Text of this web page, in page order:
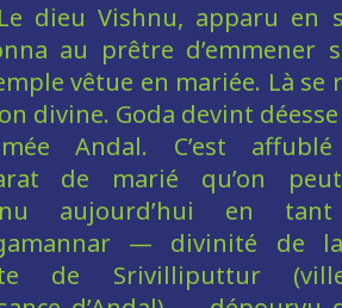
Le dieu Vishnu, apparu en
au prêtre d’emmener
vêtue en mariée. Là se
divine. Goda devint
Andal. C’est
de marié qu’on
aujourd’hui en
— divinité de
de Srivilliputtur